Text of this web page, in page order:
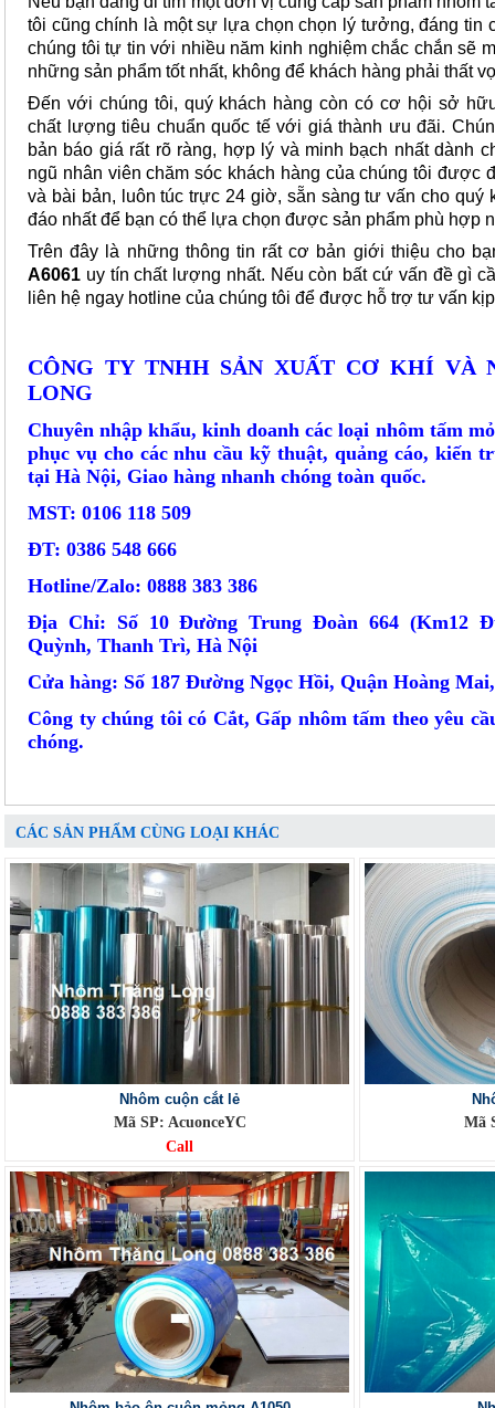
tôi cũng chính là một sự lựa chọn chọn lý tưởng, đáng tin
chúng tôi tự tin với nhiều năm kinh nghiệm chắc chắn sẽ
những sản phẩm tốt nhất, không để khách hàng phải thất
Đến với chúng tôi, quý khách hàng còn có cơ hội sở
chất lượng tiêu chuẩn quốc tế với giá thành ưu đãi.
bản báo giá rất rõ ràng, hợp lý và minh bạch nhất dành
ngũ nhân viên chăm sóc khách hàng của chúng tôi được
và bài bản, luôn túc trực 24 giờ, sẵn sàng tư vấn cho quý
đáo nhất để bạn có thể lựa chọn được sản phẩm phù hợp
Trên đây là những thông tin rất cơ bản giới thiệu cho
A6061 uy tín chất lượng nhất. Nếu còn bất cứ vấn đề gì
liên hệ ngay hotline của chúng tôi để được hỗ trợ tư vấn
CÔNG TY TNHH SẢN XUẤT CƠ KHÍ VÀ
LONG
Chuyên nhập khẩu, kinh doanh các loại nhôm tấm
phục vụ cho các nhu cầu kỹ thuật, quảng cáo, kiến
tại Hà Nội, Giao hàng nhanh chóng toàn quốc.
MST: 0106 118 509
ĐT: 0386 548 666
Hotline/Zalo: 0888 383 386
Địa Chỉ: Số 10 Đường Trung Đoàn 664 (Km12
Quỳnh, Thanh Trì, Hà Nội
Cửa hàng: Số 187 Đường Ngọc Hồi, Quận Hoàng
Công ty chúng tôi có Cắt, Gấp nhôm tấm theo yêu
chóng.
CÁC SẢN PHẨM CÙNG LOẠI KHÁC
Nhôm cuộn cắt lẻ
Mã SP: AcuonceYC
Call
Mã